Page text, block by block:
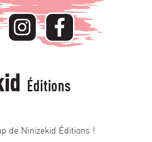
Éditions
de Ninizekid Éditions !